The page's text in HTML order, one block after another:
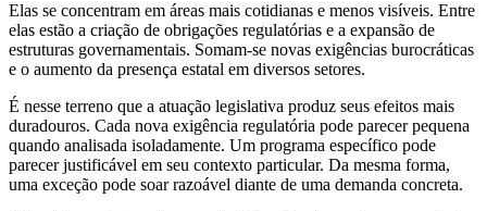
Elas se concentram em áreas mais cotidianas e menos visíveis. Entre
elas estão a criação de obrigações regulatórias e a expansão de
estruturas governamentais. Somam-se novas exigências burocráticas
e o aumento da presença estatal em diversos setores.
É nesse terreno que a atuação legislativa produz seus efeitos mais
duradouros. Cada nova exigência regulatória pode parecer pequena
quando analisada isoladamente. Um programa específico pode
parecer justificável em seu contexto particular. Da mesma forma,
uma exceção pode soar razoável diante de uma demanda concreta.